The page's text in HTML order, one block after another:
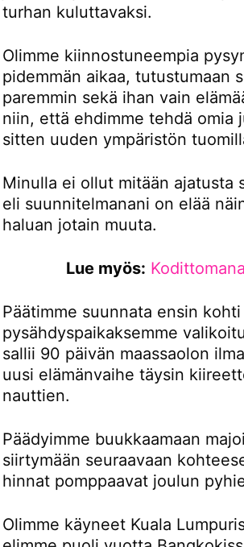
turhan kuluttavaksi.
Olimme kiinnostuneempia
pidemmän aikaa, tutustumaan
paremmin sekä ihan vain
niin, että ehdimme tehdä omia
sitten uuden ympäristön
Minulla ei ollut mitään ajatusta
eli suunnitelmanani on elää
haluan jotain muuta.
Lue myös:
Päätimme suunnata ensin
pysähdyspaikaksemme
sallii 90 päivän maassaolon
uusi elämänvaihe täysin
nauttien.
Päädyimme buukkaamaan
siirtymään seuraavaan
hinnat pomppaavat joulun
Olimme käyneet Kuala